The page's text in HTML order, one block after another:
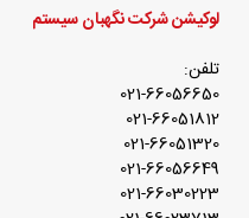
لوکیشن شرکت نگهبان سیستم
تلفن:
021-66056650
021-66051812
021-66051320
021-66056649
021-66030223